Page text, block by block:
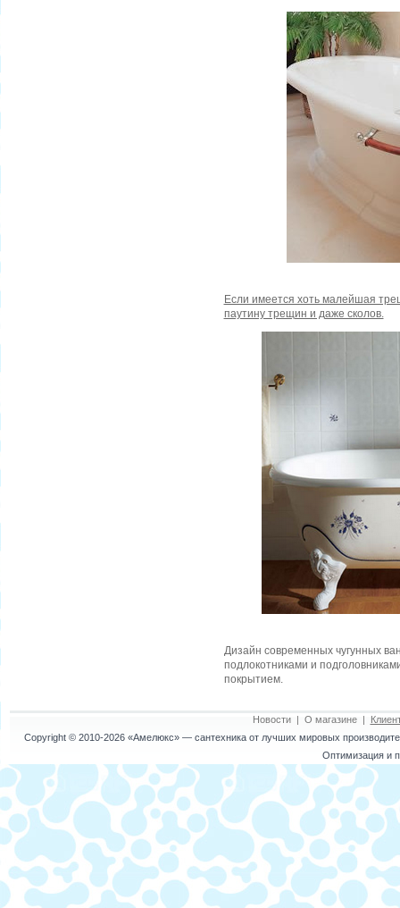
Если имеется хоть малейшая
паутину трещин и даже сколов.
Дизайн современных чугунных
подлокотниками и
покрытием.
Новости| О магазине|
Copyright © 2010-2026 «Амелюкс»— сантехника от лучших мировых
Оптимизация и